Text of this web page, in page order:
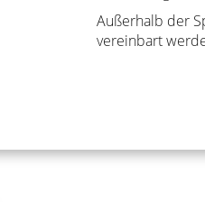
Außerhalb der
vereinbart